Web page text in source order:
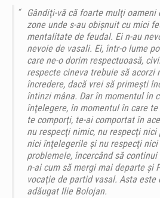
Gândiţi-vă că foarte mulţi oameni
zone unde s-au obişnuit cu mici
mentalitate de feudal. Ei n-au
nevoie de vasali. Ei, într-o lume
care ne-o dorim respectuoasă,
respecte cineva trebuie să acorzi
încredere, dacă vrei să primeşti
întinzi mâna. Dar în momentul în
înţelegere, în momentul în care
te comporţi, te-ai comportat în
nu respecţi nimic, nu respecţi
nici înţelegerile şi nu respecţi nici
problemele, încercând să
n-ai cum să mergi mai departe şi
vocaţie de partid vasal. Asta este
adăugat Ilie Bolojan.